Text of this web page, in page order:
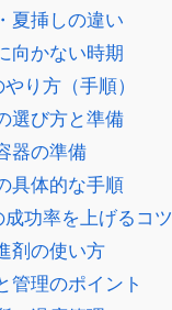
夏挿しの違い
向かない時期
り方（手順）
選び方と準備
器の準備
具体的な手順
功率を上げるコツ
剤の使い方
管理のポイント